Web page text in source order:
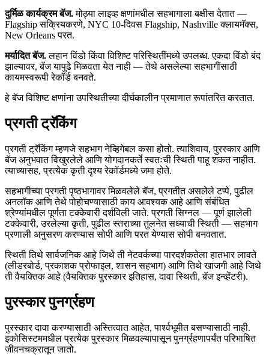
दुर्मिळ कार्यक्रम बॅज.मोठ्या लाइव्ह क्षणांमधील सहभागाला बक्षीस देतात —
Flagship सक्रियकरणे, NYC 10-दिवस Flagship, Nashville क्लायमॅक्स,
New Orleans परत.
मर्यादित बॅज.लहान विंडो किंवा विशिष्ट परिस्थितींमध्ये उपलब्ध. एकदा विंडो बंद
झाल्यावर, बॅज यापुढे मिळवता येत नाही — तेथे असलेल्या सहभागींसाठी
कायमस्वरूपी रेकॉर्ड बनवते.
हे बॅज विशिष्ट क्षणांना उपस्थितीच्या दीर्घकालीन प्रमाणात रूपांतरित करतात.
प्रगती ट्रॅकिंग
प्रगती ट्रॅकिंग म्हणजे सहभाग नेव्हिगेबल कसा होतो. त्याशिवाय, पुरस्कार आणि
बॅज अनुभवात विखुरलेले आणि योगदानकर्ते स्वतःची स्थिती पाहू शकत नाहीत.
त्याच्यासह, प्रत्येक कृती दृश्य रेकॉर्डमध्ये जमा होते.
सहभागीच्या प्रगती पृष्ठभागावर मिळवलेले बॅज, प्रगतीत असलेले टप्पे, पुढील
अनलॉक आणि तेथे पोहोचण्यासाठी काय आवश्यक आहे आणि संबंधित
श्रेण्यांमधील पूर्णता टक्केवारी दर्शविली जाते. प्रगती सिग्नल — पूर्ण झालेली
टक्केवारी, उरलेल्या कृती, पुढील स्तराच्या तुलनेत सध्याची स्थिती — सहभाग
प्रणाली अनुसरण करण्यास सोपी आणि परत येण्यास सोपी बनवतात.
स्थिती तिथे सार्वजनिक आहे जिथे ती नेटवर्कच्या पारदर्शकतेला हातभार लावते
(लीडरबोर्ड, प्रकाशक प्रोफाइल, शासन सहभाग) आणि तिथे खाजगी आहे जिथे
ती वैयक्तिक आहे (वैयक्तिक पुरस्कार इतिहास, दावा स्थिती, बॅज इन्व्हेंटरी).
पुरस्कार पुनर्ग्रहण
पुरस्कार दावा करण्यासाठी अस्तित्वात आहेत, पार्श्वभूमीत बसण्यासाठी नाही.
इकोसिस्टममधील प्रत्येक पुरस्कार मिळवल्यापासून पुनर्ग्रहणापर्यंत परिभाषित
जीवनचक्रातून जातो.